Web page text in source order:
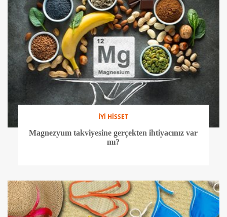
İYİ HİSSET
Magnezyum takviyesine gerçekten ihtiyacınız var
mı?